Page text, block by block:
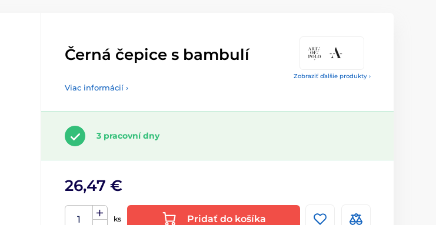
Zobraziť ďalšie produkty ›
Černá čepice s bambulí
Viac informácií ›
3 pracovní dny
26,47 €
ks Pridať do košíka